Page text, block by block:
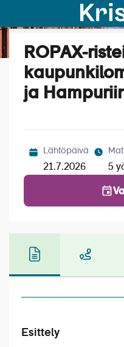
Matkakalenteri
Laivat
Meistä
Katso kuvat (6)
ROPAX-
ja
Lähtöpäivä
21.7.2026 5
Esittely